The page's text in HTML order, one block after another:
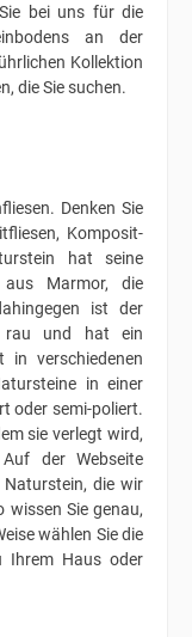
bei uns für die
an der
Kollektion
die Sie suchen.
Denken Sie
Komposit-
hat seine
Marmor, die
ist der
rau und hat ein
in verschiedenen
in einer
oder semi-poliert.
sie verlegt wird,
der Webseite
Naturstein, die wir
wissen Sie genau,
wählen Sie die
Ihrem Haus oder